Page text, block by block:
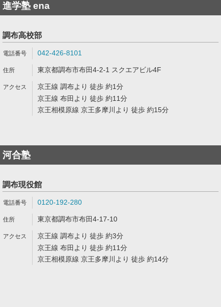
進学塾 ena
調布高校部
042-426-8101
東京都調布市布田4-2-1 スクエアビル4F
京王線 調布より 徒歩 約1分
京王線 布田より 徒歩 約11分
京王相模原線 京王多摩川より 徒歩 約15分
河合塾
調布現役館
0120-192-280
東京都調布市布田4-17-10
京王線 調布より 徒歩 約3分
京王線 布田より 徒歩 約11分
京王相模原線 京王多摩川より 徒歩 約14分